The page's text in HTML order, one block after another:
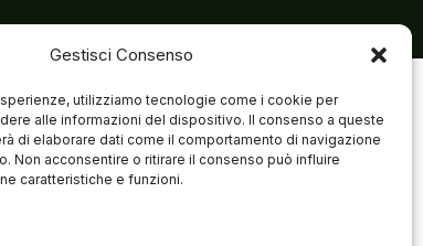
Gestisci Consenso
utilizziamo tecnologie come i cookie per
alle informazioni del dispositivo. Il consenso a queste
di elaborare dati come il comportamento di navigazione
Non acconsentire o ritirare il consenso può influire
caratteristiche e funzioni.